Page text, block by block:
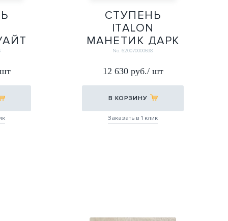
СТУПЕНЬ
ITALON
МАНЕТИК ДАРК
Х2 УГЛ.ПРАВАЯ
33Х60
33Х60
No. 620070000698
12 630 руб./ шт
В КОРЗИНУ
Заказать в 1 клик